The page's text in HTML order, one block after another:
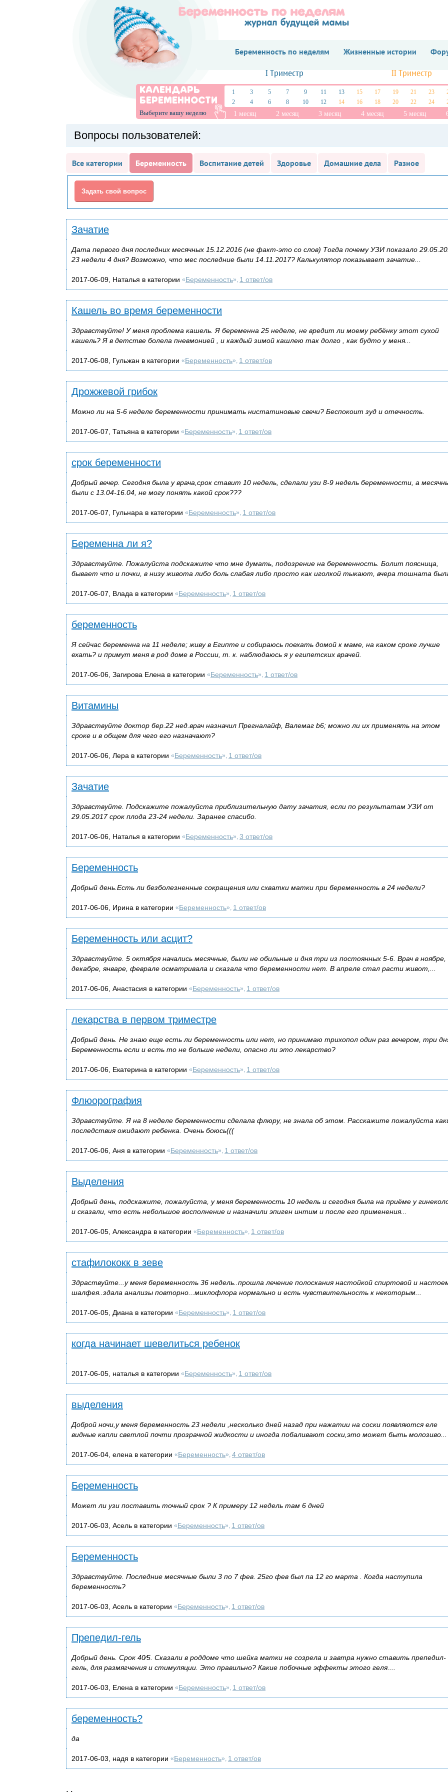
Беременность по неделям Жизненные истории
I Триместр II Триместр
КАЛЕНДАРЬ
БЕРЕМЕННОСТИ
Выберите вашу неделю
1 3 5 7 9 11 13 15 17 19 21 23
2
4 6 8 10 12 14 16 18 20 22 24
1 месяц 2 месяц 3 месяц 4 месяц 5 месяц
Вопросы пользователей:
Все категории Беременность Воспитание детей Здоровье Домашние дела Разное
Задать свой вопрос
Зачатие
Дата первого дня последних месячных 15.12.2016 (не факт-это со слов) Тогда почему УЗИ показало
23 недели 4 дня? Возможно, что мес последние были 14.11.2017? Калькулятор показывает зачатие...
2017-06-09, Наталья в категории «Беременность», 1 ответ/ов
Кашель во время беременности
Здравствуйте! У меня проблема кашель. Я беременна 25 неделе, не вредит ли моему ребёнку этот сухой
кашель? Я в детстве болела пневмонией , и каждый зимой кашлею так долго , как будто у меня...
2017-06-08, Гульжан в категории «Беременность», 1 ответ/ов
Дрожжевой грибок
Можно ли на 5-6 неделе беременности принимать нистатиновые свечи? Беспокоит зуд и отечность.
2017-06-07, Татьяна в категории «Беременность», 1 ответ/ов
срок беременности
Добрый вечер. Сегодня была у врача,срок ставит 10 недель, сделали узи 8-9 недель беременности, а
были с 13.04-16.04, не могу понять какой срок???
2017-06-07, Гульнара в категории «Беременность», 1 ответ/ов
Беременна ли я?
Здравствуйте. Пожалуйста подскажите что мне думать, подозрение на беременность. Болит поясница,
бывает что и почки, в низу живота либо боль слабая либо просто как иголкой тыкают, вчера тошната
2017-06-07, Влада в категории «Беременность», 1 ответ/ов
беременность
Я сейчас беременна на 11 неделе; живу в Египте и собираюсь поехать домой к маме, на каком сроке лучше
ехать? и примут меня в род доме в России, т. к. наблюдаюсь я у египетских врачей.
2017-06-06, Загирова Елена в категории «Беременность», 1 ответ/ов
Витамины
Здравствуйте доктор бер.22 нед.врач назначил Прегналайф, Валемаг b6; можно ли их применять на этом
сроке и в общем для чего его назначают?
2017-06-06, Лера в категории «Беременность», 1 ответ/ов
Зачатие
Здравствуйте. Подскажите пожалуйста приблизительную дату зачатия, если по результатам УЗИ от
29.05.2017 срок плода 23-24 недели. Заранее спасибо.
2017-06-06, Наталья в категории «Беременность», 3 ответ/ов
Беременность
Добрый день.Есть ли безболезненные сокращения или схватки матки при беременность в 24 недели?
2017-06-06, Ирина в категории «Беременность», 1 ответ/ов
Беременность или асцит?
Здравствуйте. 5 октября начались месячные, были не обильные и дня три из постоянных 5-6. Врач в ноябре,
декабре, январе, феврале осматривала и сказала что беременности нет. В апреле стал расти живот,...
2017-06-06, Анастасия в категории «Беременность», 1 ответ/ов
лекарства в первом триместре
Добрый день. Не знаю еще есть ли беременность или нет, но принимаю трихопол один раз вечером, три
Беременность если и есть то не больше недели, опасно ли это лекарство?
2017-06-06, Екатерина в категории «Беременность», 1 ответ/ов
Флюорография
Здравствуйте. Я на 8 неделе беременности сделала флюру, не знала об этом. Расскажите пожалуйста
последствия ожидают ребенка. Очень боюсь(((
2017-06-06, Аня в категории «Беременность», 1 ответ/ов
Выделения
Добрый день, подскажите, пожалуйста, у меня беременность 10 недель и сегодня была на приёме у
и сказали, что есть небольшое восполнение и назначили эпиген интим и после его применения...
2017-06-05, Александра в категории «Беременность», 1 ответ/ов
стафилококк в зеве
Здраствуйте...у меня беременность 36 недель..прошла лечение полоскания настойкой спиртовой и
шалфея..здала анализы повторно...миклофлора нормально и есть чувствительность к некоторым...
2017-06-05, Диана в категории «Беременность», 1 ответ/ов
когда начинает шевелиться ребенок
2017-06-05, наталья в категории «Беременность», 1 ответ/ов
выделения
Доброй ночи,у меня беременность 23 недели ,несколько дней назад при нажатии на соски появляются еле
видные капли светлой почти прозрачной жидкости и иногда побаливают соски,это может быть молозиво...
2017-06-04, елена в категории «Беременность», 4 ответ/ов
Беременность
Может ли узи поставить точный срок ? К примеру 12 недель там 6 дней
2017-06-03, Асель в категории «Беременность», 1 ответ/ов
Беременность
Здравствуйте. Последние месячные были 3 по 7 фев. 25го фев был па 12 го марта . Когда наступила
беременность?
2017-06-03, Асель в категории «Беременность», 1 ответ/ов
Препедил-гель
Добрый день. Срок 40⁄5. Сказали в роддоме что шейка матки не созрела и завтра нужно ставить препедил-
гель, для размягчения и стимуляции. Это правильно? Какие побочные эффекты этого геля....
2017-06-03, Елена в категории «Беременность», 1 ответ/ов
беременность?
да
2017-06-03, надя в категории «Беременность», 1 ответ/ов